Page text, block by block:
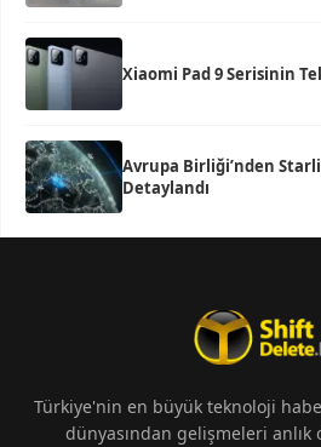
Xiaomi Pad 9 Serisinin
Avrupa Birliği’nden
Detaylandı
Türkiye'nin en büyük teknoloji
dünyasından gelişmeleri anlık